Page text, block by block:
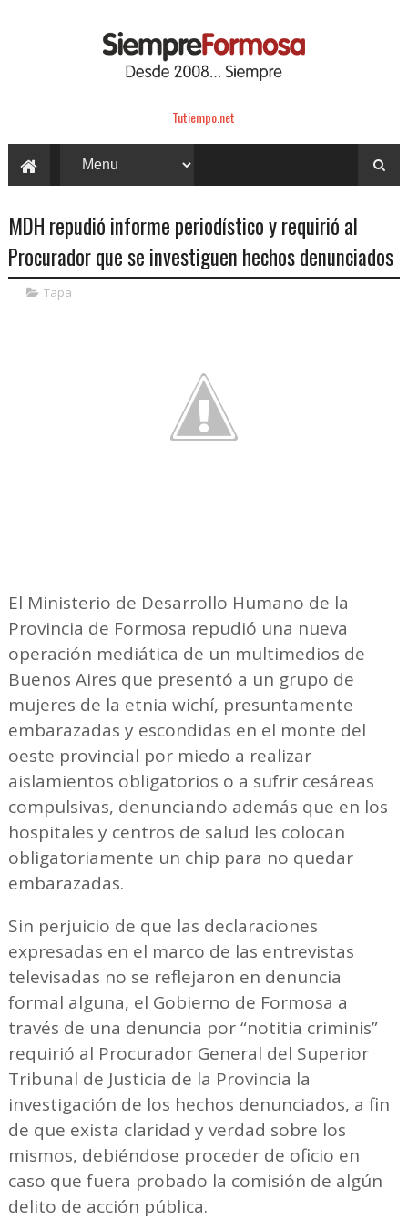
Tutiempo.net
MDH repudió informe periodístico y requirió al
Procurador que se investiguen hechos denunciados
Tapa
El Ministerio de Desarrollo Humano de la
Provincia de Formosa repudió una nueva
operación mediática de un multimedios de
Buenos Aires que presentó a un grupo de
mujeres de la etnia wichí, presuntamente
embarazadas y escondidas en el monte del
oeste provincial por miedo a realizar
aislamientos obligatorios o a sufrir cesáreas
compulsivas, denunciando además que en los
hospitales y centros de salud les colocan
obligatoriamente un chip para no quedar
embarazadas.
Sin perjuicio de que las declaraciones
expresadas en el marco de las entrevistas
televisadas no se reflejaron en denuncia
formal alguna, el Gobierno de Formosa a
través de una denuncia por “notitia criminis”
requirió al Procurador General del Superior
Tribunal de Justicia de la Provincia la
investigación de los hechos denunciados, a fin
de que exista claridad y verdad sobre los
mismos, debiéndose proceder de oficio en
caso que fuera probado la comisión de algún
delito de acción pública.